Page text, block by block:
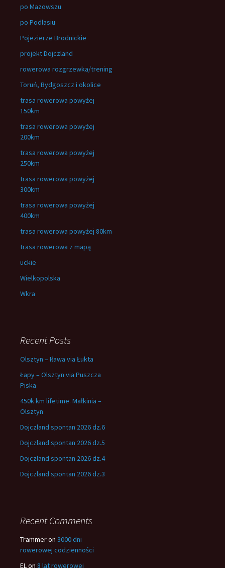
po Mazowszu
po Podlasiu
Pojezierze Brodnickie
projekt Dojczland
rowerowa rozgrzewka/trening
Toruń, Bydgoszcz i okolice
trasa rowerowa powyżej
150km
trasa rowerowa powyżej
200km
trasa rowerowa powyżej
250km
trasa rowerowa powyżej
300km
trasa rowerowa powyżej
400km
trasa rowerowa powyżej 80km
trasa rowerowa z mapą
uckie
Wielkopolska
Wkra
Recent Posts
Olsztyn – Iława via Łukta
Łapy – Olsztyn via Puszcza
Piska
450k km lifetime. Małkinia –
Olsztyn
Dojczland spontan 2026 dz.6
Dojczland spontan 2026 dz.5
Dojczland spontan 2026 dz.4
Dojczland spontan 2026 dz.3
Recent Comments
Trammeron 3000 dni
rowerowej codzienności
ELon 8 lat rowerowej